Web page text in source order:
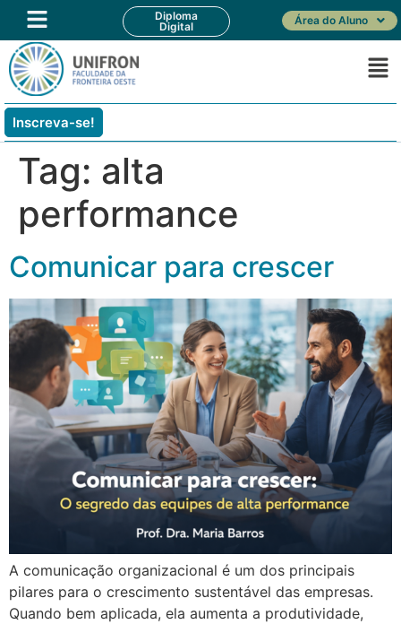
Diploma
Digital
Área do Aluno
Inscreva-se!
Tag: alta
performance
Comunicar para crescer
A comunicação organizacional é um dos principais
pilares para o crescimento sustentável das empresas.
Quando bem aplicada, ela aumenta a produtividade,